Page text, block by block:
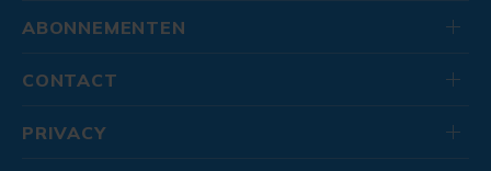
ABONNEMENTEN
CONTACT
PRIVACY